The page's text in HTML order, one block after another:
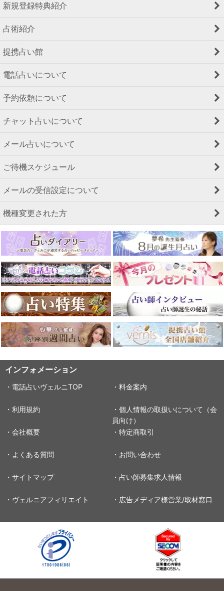
新規登録特典紹介
占術紹介
提携占い館
電話占いについて
予約依頼について
チャット占いについて
メール占いについて
ご待機スケジュール
メールの受信設定について
機種変更された方
インフォメーション
・電話占いヴェルニTOP ・料金案内
・利用規約
・個人情報の取扱いについて（会
員向け）
・会社概要
・特定商取引
・よくある質問 ・お問い合わせ
・サイトマップ ・占い師募集求人情報
・ヴェルニアフィリエイト ・広告メディア様営業/取材窓口